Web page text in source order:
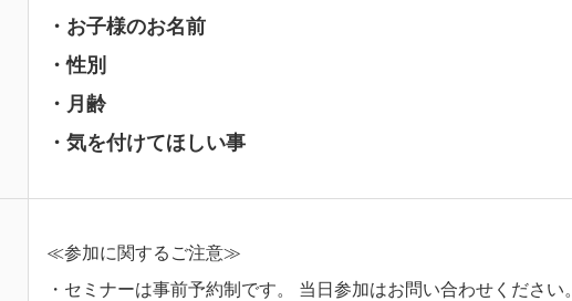
・お子様のお名前
・性別
・月齢
・気を付けてほしい事
≪参加に関するご注意≫
・セミナーは事前予約制です。 当日参加はお問い合わせください。